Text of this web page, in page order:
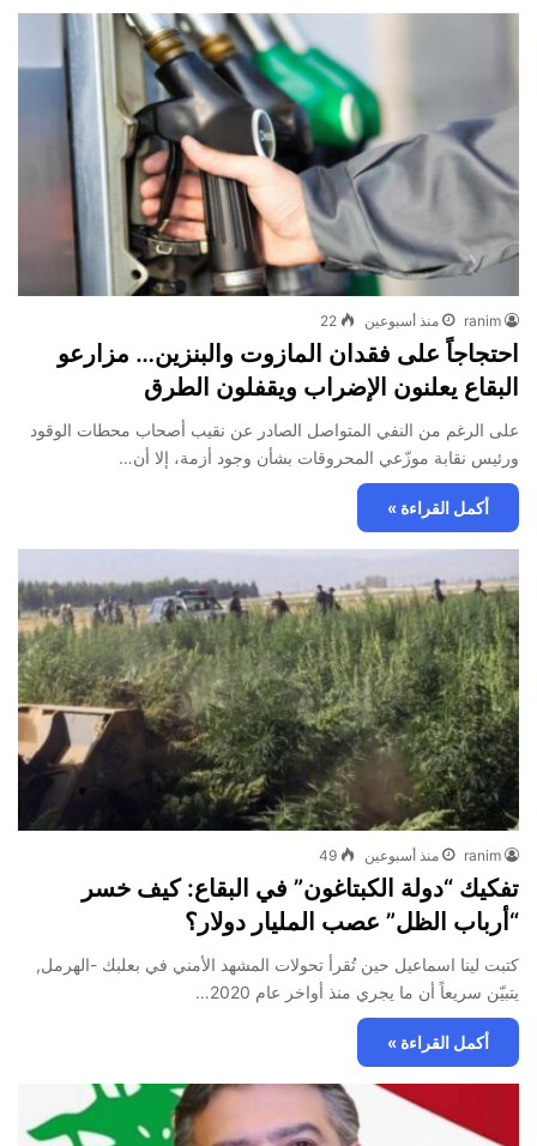
ranim منذ أسبوعين 22
احتجاجاً على فقدان المازوت والبنزين… مزارعو
البقاع يعلنون الإضراب ويقفلون الطرق
على الرغم من النفي المتواصل الصادر عن نقيب أصحاب محطات الوقود
ورئيس نقابة موزّعي المحروقات بشأن وجود أزمة، إلا أن…
أكمل القراءة »
ranim منذ أسبوعين 49
تفكيك “دولة الكبتاغون” في البقاع: كيف خسر
“أرباب الظل” عصب المليار دولار؟
كتبت لينا اسماعيل حين تُقرأ تحولات المشهد الأمني في بعلبك -الهرمل,
يتبيّن سريعاً أن ما يجري منذ أواخر عام 2020…
أكمل القراءة »